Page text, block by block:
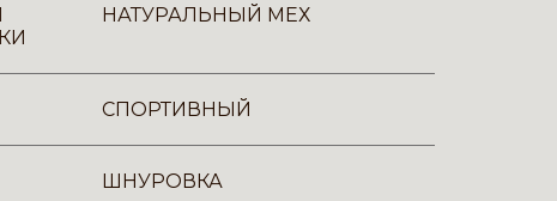
НАТУРАЛЬНЫЙ МЕХ
СПОРТИВНЫЙ
ШНУРОВКА